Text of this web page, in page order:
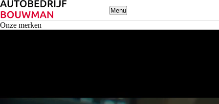
Menu
Onze merken